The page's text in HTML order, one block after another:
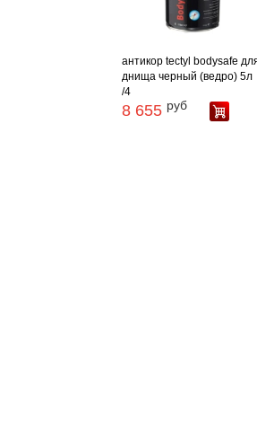
антикор tectyl bodysafe
днища черный (ведро) 5л
/4
8 655 руб